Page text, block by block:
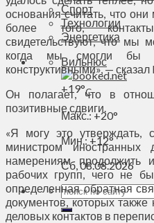
Спорт
Технологии
Энергетика
Вильнюс
+19°C
Макс.:+20°
Мин.:+12°
Сб, 08.08.2026
основания считать, что
более того,
свидетельствуют, что мы
когда мы смогли бы
конструктивными», —
Он полагает, что в
позитивные сдвиги.
«Я могу это утверждать,
министром
намерениям продолжить
рабочих групп, чего не
определенная обратная
документов, которых также
деловых контактов в